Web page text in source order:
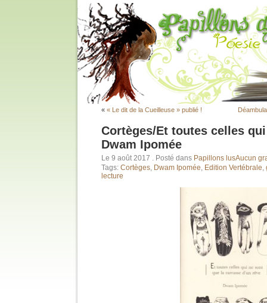
« « Le dit de la Cueilleuse » publié !
Cortèges/Et toutes celles
Dwam Ipomée
Le 9 août 2017 . Posté dans Papillons lusAucun
Tags: Cortèges, Dwam Ipomée, Edition Vertébrale,
lecture